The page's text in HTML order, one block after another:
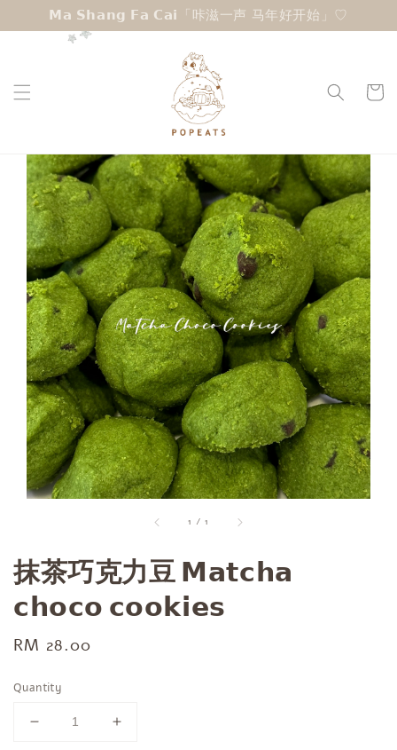
𝗠𝗮 𝗦𝗵𝗮𝗻𝗴 𝗙𝗮 𝗖𝗮𝗶「咔滋一声 马年好开始」♡︎
1 /1
抹茶巧克力豆 𝗠𝗮𝘁𝗰𝗵𝗮
𝗰𝗵𝗼𝗰𝗼 𝗰𝗼𝗼𝗸𝗶𝗲𝘀
Regular
RM 28.00
Quantity